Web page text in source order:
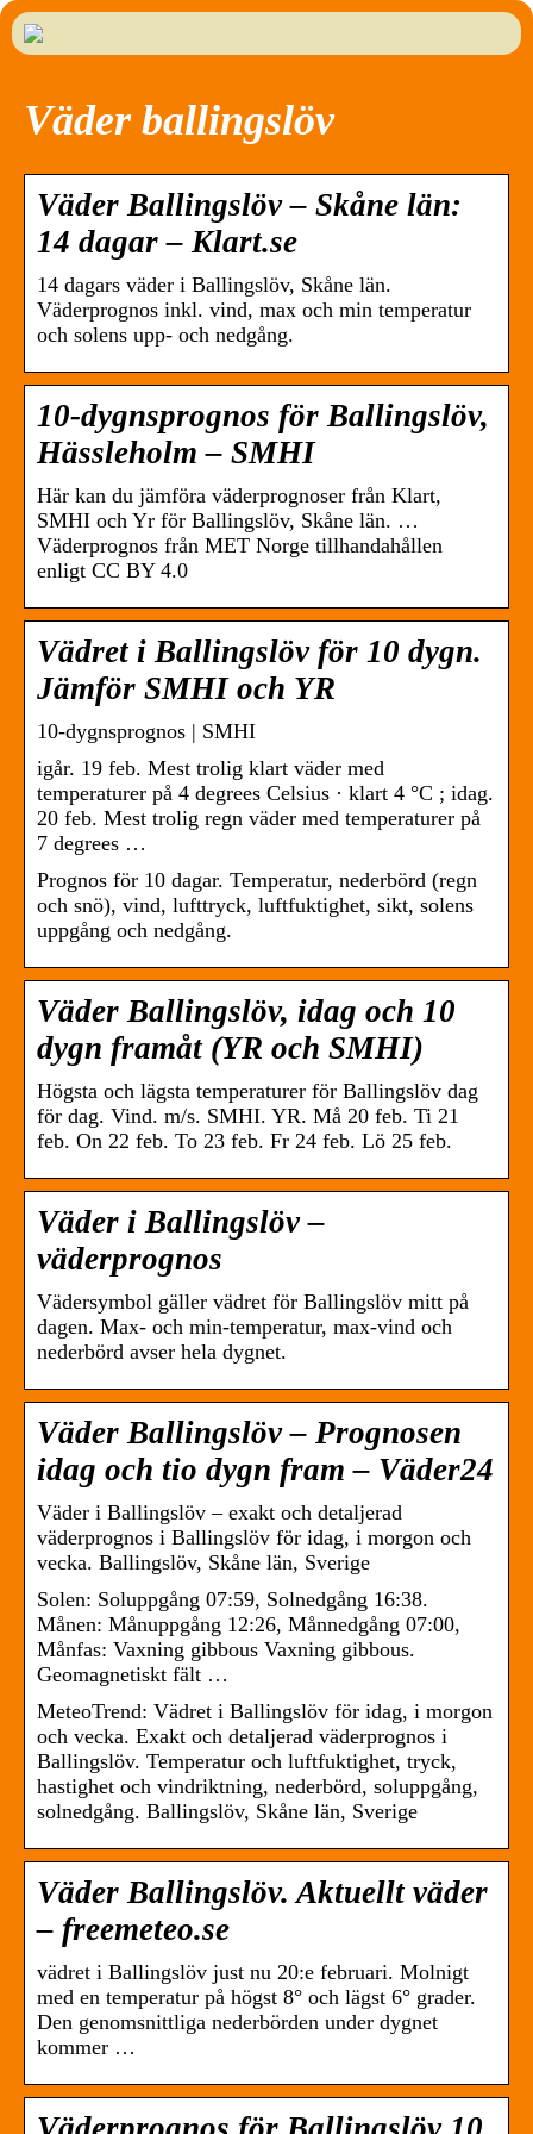
Väder ballingslöv
Väder Ballingslöv – Skåne län:
14 dagar – Klart.se
14 dagars väder i Ballingslöv, Skåne län.
Väderprognos inkl. vind, max och min temperatur
och solens upp- och nedgång.
10-dygnsprognos för Ballingslöv,
Hässleholm – SMHI
Här kan du jämföra väderprognoser från Klart,
SMHI och Yr för Ballingslöv, Skåne län. …
Väderprognos från MET Norge tillhandahållen
enligt CC BY 4.0
Vädret i Ballingslöv för 10 dygn.
Jämför SMHI och YR
10-dygnsprognos | SMHI
igår. 19 feb. Mest trolig klart väder med
temperaturer på 4 degrees Celsius · klart 4 °C ; idag.
20 feb. Mest trolig regn väder med temperaturer på
7 degrees …
Prognos för 10 dagar. Temperatur, nederbörd (regn
och snö), vind, lufttryck, luftfuktighet, sikt, solens
uppgång och nedgång.
Väder Ballingslöv, idag och 10
dygn framåt (YR och SMHI)
Högsta och lägsta temperaturer för Ballingslöv dag
för dag. Vind. m/s. SMHI. YR. Må 20 feb. Ti 21
feb. On 22 feb. To 23 feb. Fr 24 feb. Lö 25 feb.
Väder i Ballingslöv –
väderprognos
Vädersymbol gäller vädret för Ballingslöv mitt på
dagen. Max- och min-temperatur, max-vind och
nederbörd avser hela dygnet.
Väder Ballingslöv – Prognosen
idag och tio dygn fram – Väder24
Väder i Ballingslöv – exakt och detaljerad
väderprognos i Ballingslöv för idag, i morgon och
vecka. Ballingslöv, Skåne län, Sverige
Solen: Soluppgång 07:59, Solnedgång 16:38.
Månen: Månuppgång 12:26, Månnedgång 07:00,
Månfas: Vaxning gibbous Vaxning gibbous.
Geomagnetiskt fält …
MeteoTrend: Vädret i Ballingslöv för idag, i morgon
och vecka. Exakt och detaljerad väderprognos i
Ballingslöv. Temperatur och luftfuktighet, tryck,
hastighet och vindriktning, nederbörd, soluppgång,
solnedgång. Ballingslöv, Skåne län, Sverige
Väder Ballingslöv. Aktuellt väder
– freemeteo.se
vädret i Ballingslöv just nu 20:e februari. Molnigt
med en temperatur på högst 8° och lägst 6° grader.
Den genomsnittliga nederbörden under dygnet
kommer …